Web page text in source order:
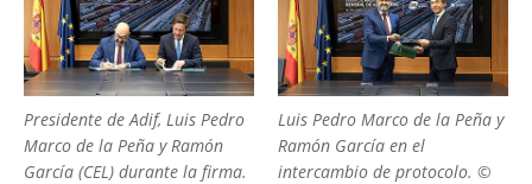
Presidente de Adif, Luis Pedro
Marco de la Peña y Ramón
García (CEL) durante la firma.
Luis Pedro Marco de la Peña y
Ramón García en el
intercambio de protocolo. ©